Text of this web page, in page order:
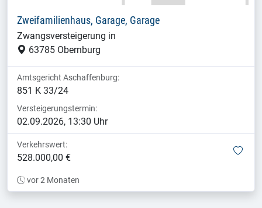
Zweifamilienhaus, Garage, Garage
Zwangsversteigerung in
63785 Obernburg
Amtsgericht Aschaffenburg:
851 K 33/24
Versteigerungstermin:
02.09.2026, 13:30 Uhr
Verkehrswert:
528.000,00 €
vor 2 Monaten